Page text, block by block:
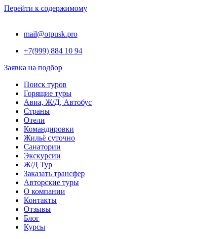
Перейти к содержимому
mail@otpusk.pro
+7(999) 884 10 94
Заявка на подбор
Поиск туров
Горящие туры
Авиа, Ж/Д, Автобус
Страны
Отели
Командировки
Жильё суточно
Санатории
Экскурсии
Ж/Д Тур
Заказать трансфер
Авторские туры
О компании
Контакты
Отзывы
Блог
Курсы